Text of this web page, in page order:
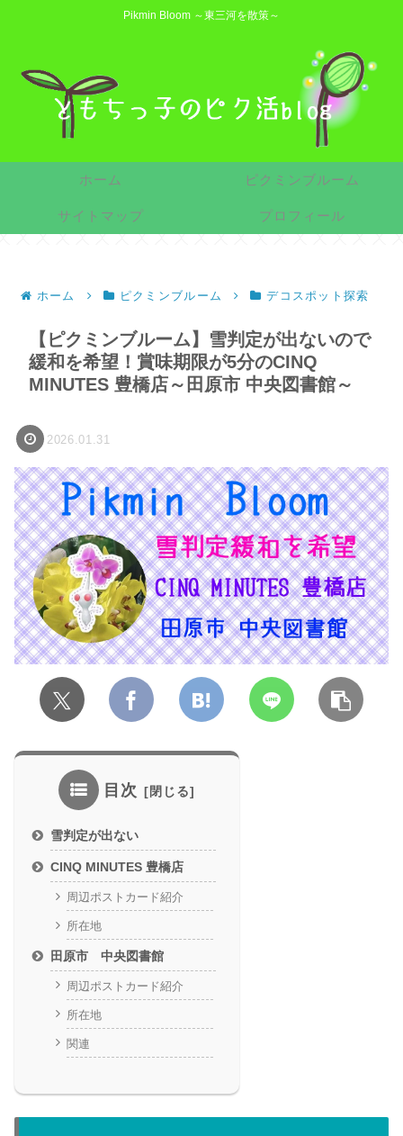
Pikmin Bloom ～東三河を散策～
ホーム ピクミンブルーム
サイトマップ プロフィール
ホーム ピクミンブルーム デコスポット探索
【ピクミンブルーム】雪判定が出ないので
緩和を希望！賞味期限が5分のCINQ
MINUTES 豊橋店～田原市 中央図書館～
2026.01.31
目次
雪判定が出ない
CINQ MINUTES 豊橋店
周辺ポストカード紹介
所在地
田原市 中央図書館
周辺ポストカード紹介
所在地
関連